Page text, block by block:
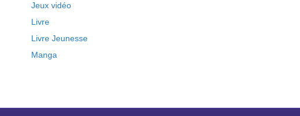
Jeux vidéo
Livre
Livre Jeunesse
Manga